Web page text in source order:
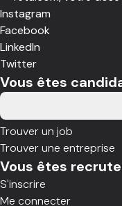
Instagram
Facebook
LinkedIn
Twitter
Vous êtes
Trouver un job
Trouver une entreprise
Vous êtes
S'inscrire
Me connecter